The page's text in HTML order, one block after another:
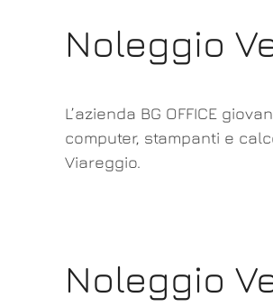
Noleggio
L’azienda BG OFFICE
computer, stampanti e
Viareggio.
Noleggio